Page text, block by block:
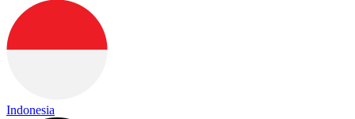
Indonesia